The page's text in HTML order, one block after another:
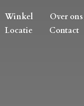
Winkel
Over ons
Locatie
Contact